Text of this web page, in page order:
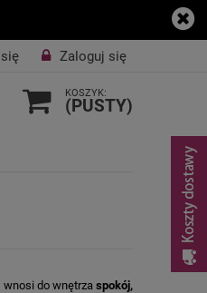
Zaloguj się
KOSZYK:
(PUSTY)
wnosi do wnętrzaspokój,